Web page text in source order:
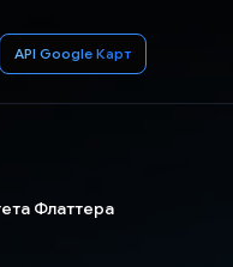
API Google Карт
Флаттера